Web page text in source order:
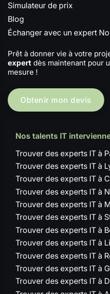
Simulateur de prix
Blog
Échanger avec un expert
Prêt à donner vie à votre
expert dès maintenant pour
mesure !
Obtenir mon devis
Nos talents IT
Trouver des experts IT à
Trouver des experts IT à
Trouver des experts IT à
Trouver des experts IT à
Trouver des experts IT à
Trouver des experts IT à
Trouver des experts IT à
Trouver des experts IT à
Trouver des experts IT à
Trouver des experts IT à
Trouver des experts IT à